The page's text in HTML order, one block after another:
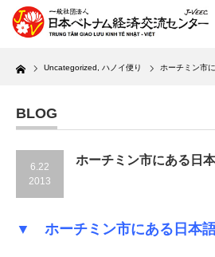
Home Uncategorized ハノイ便り ホーチミン市
BLOG
6.22
2013
ホーチミン市にある日
▼ ホーチミン市にある日本